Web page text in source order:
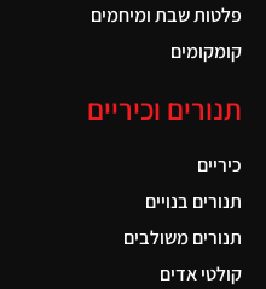
פלטות שבת ומיחמים
קומקומים
תנורים וכיריים
כיריים
תנורים בנויים
תנורים משולבים
קולטי אדים